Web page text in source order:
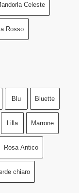
Celeste
Rosso
Blu Bluette
Lilla Marrone
Rosa Antico
chiaro